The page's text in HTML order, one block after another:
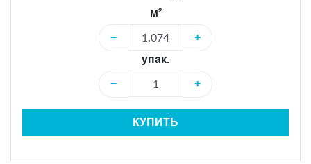
м²
−
+
упак.
−
+
КУПИТЬ